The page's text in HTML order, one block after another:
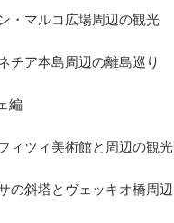
・マルコ広場周辺の観光
チア本島周辺の離島巡り
編
ィツィ美術館と周辺の観光
の斜塔とヴェッキオ橋周辺